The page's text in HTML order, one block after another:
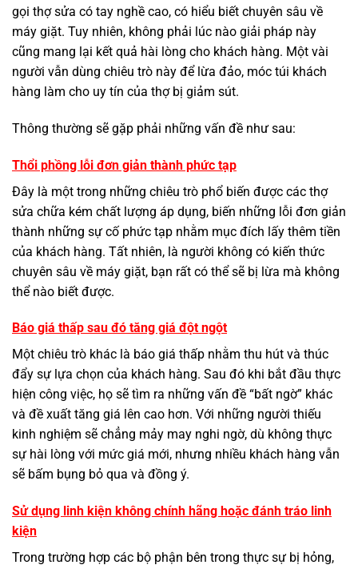
gọi thợ sửa có tay nghề cao, có hiểu biết chuyên sâu về
máy giặt. Tuy nhiên, không phải lúc nào giải pháp này
cũng mang lại kết quả hài lòng cho khách hàng. Một vài
người vẫn dùng chiêu trò này để lừa đảo, móc túi khách
hàng làm cho uy tín của thợ bị giảm sút.
Thông thường sẽ gặp phải những vấn đề như sau:
Thổi phồng lỗi đơn giản thành phức tạp
Đây là một trong những chiêu trò phổ biến được các thợ
sửa chữa kém chất lượng áp dụng, biến những lỗi đơn giản
thành những sự cố phức tạp nhằm mục đích lấy thêm tiền
của khách hàng. Tất nhiên, là người không có kiến thức
chuyên sâu về máy giặt, bạn rất có thể sẽ bị lừa mà không
thể nào biết được.
Báo giá thấp sau đó tăng giá đột ngột
Một chiêu trò khác là báo giá thấp nhằm thu hút và thúc
đẩy sự lựa chọn của khách hàng. Sau đó khi bắt đầu thực
hiện công việc, họ sẽ tìm ra những vấn đề “bất ngờ” khác
và đề xuất tăng giá lên cao hơn. Với những người thiếu
kinh nghiệm sẽ chẳng mảy may nghi ngờ, dù không thực
sự hài lòng với mức giá mới, nhưng nhiều khách hàng vẫn
sẽ bấm bụng bỏ qua và đồng ý.
Sử dụng linh kiện không chính hãng hoặc đánh tráo linh
kiện
Trong trường hợp các bộ phận bên trong thực sự bị hỏng,